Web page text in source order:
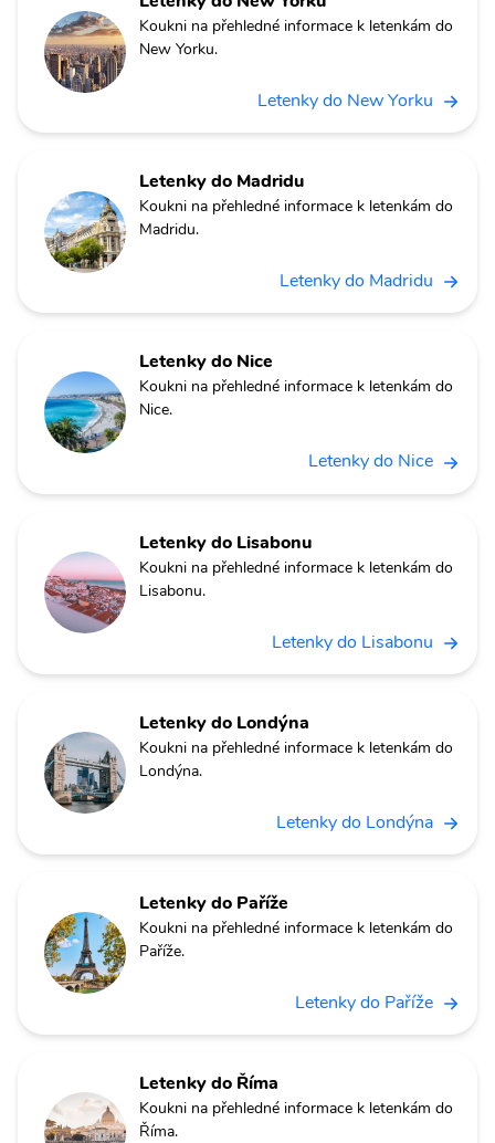
Koukni na přehledné informace k letenkám do
New Yorku.
Letenky do New Yorku
Letenky do Madridu
Koukni na přehledné informace k letenkám do
Madridu.
Letenky do Madridu
Letenky do Nice
Koukni na přehledné informace k letenkám do
Nice.
Letenky do Nice
Letenky do Lisabonu
Koukni na přehledné informace k letenkám do
Lisabonu.
Letenky do Lisabonu
Letenky do Londýna
Koukni na přehledné informace k letenkám do
Londýna.
Letenky do Londýna
Letenky do Paříže
Koukni na přehledné informace k letenkám do
Paříže.
Letenky do Paříže
Letenky do Říma
Koukni na přehledné informace k letenkám do
Říma.